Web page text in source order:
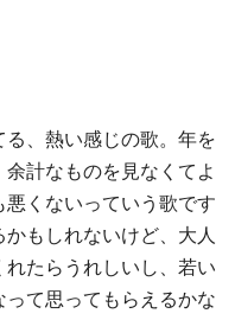
る、熱い感じの歌。年を
計なものを見なくてよ
悪くないっていう歌です
もしれないけど、大人
たらうれしいし、若い
て思ってもらえるかな